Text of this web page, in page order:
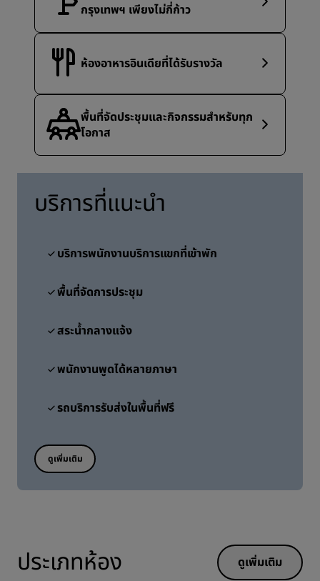
กรุงเทพฯ เพียงไม่กี่ก้าว
ห้องอาหารอินเดียที่ได้รับรางวัล
พื้นที่จัดประชุมและกิจกรรมสำหรับทุก
โอกาส
บริการที่แนะนำ
บริการพนักงานบริการแขกที่เข้าพัก
พื้นที่จัดการประชุม
สระน้ำกลางแจ้ง
พนักงานพูดได้หลายภาษา
รถบริการรับส่งในพื้นที่ฟรี
ดูเพิ่มเติม
ประเภทห้อง ดูเพิ่มเติม